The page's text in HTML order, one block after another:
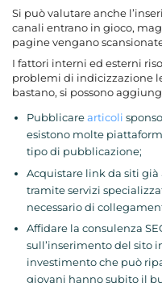
Si può valutare anche
canali entrano in gioco,
pagine vengano
I fattori interni ed esterni
problemi di indicizzazione
bastano, si possono
Pubblicarearticoli
esistono molte
tipo di pubblicazione;
Acquistare link da siti
tramite servizi
necessario di
Affidare la consulenza
sull’inserimento del sito
investimento che può
giovani hanno subito il